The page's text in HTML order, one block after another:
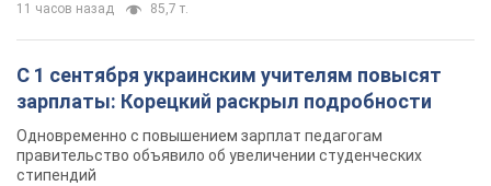
11 часов назад 85,7 т.
С 1 сентября украинским учителям повысят
зарплаты: Корецкий раскрыл подробности
Одновременно с повышением зарплат педагогам
правительство объявило об увеличении студенческих
стипендий